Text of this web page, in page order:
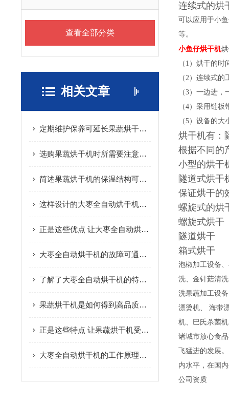
查看全部分类
相关文章
定期维护保养可延长果蔬烘干机的使用寿命
选购果蔬烘干机时所需要注意的重要事项介绍
简述果蔬烘干机的保温结构可选方式
这样设计的大枣全自动烘干机保证了大枣的固有品质
正是这些优点 让大枣全自动烘干机广受欢迎
大枣全自动烘干机的故障可通过以下方法综合分析
了解了大枣全自动烘干机的特点才能更好的使用它
果蔬烘干机是如何得到高品质脱水果蔬的呢？进来看
正是这些特点 让果蔬烘干机受到大家的欢迎
大枣全自动烘干机的工作原理及优点您了解吗？
连续式的烘
可以应用于小
等。
小鱼仔烘干机
（1）烘干的
（2）连续式
（3）一边进
（4）采用链
（5）设备的
烘干机有：
根据不同的
小型的烘干
隧道式烘干
保证烘干的
螺旋式的烘
螺旋式烘干
隧道烘干
箱式烘干
泡椒加工设备
洗、金针菇清
洗果蔬加工设
漂烫机、 海带
机、巴氏杀菌
诸城市放心食
飞猛进的发展
内水平，在国
公司资质